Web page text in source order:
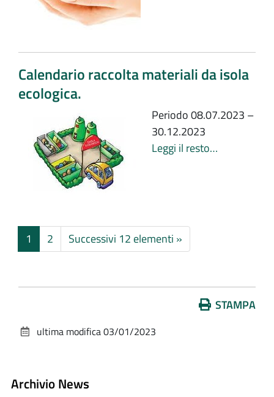
Calendario raccolta materiali da isola
ecologica.
Periodo 08.07.2023 –
30.12.2023
Leggi il resto…
1 2 Successivi 12 elementi »
documento
STAMPA
ultima modifica03/01/2023
Archivio News